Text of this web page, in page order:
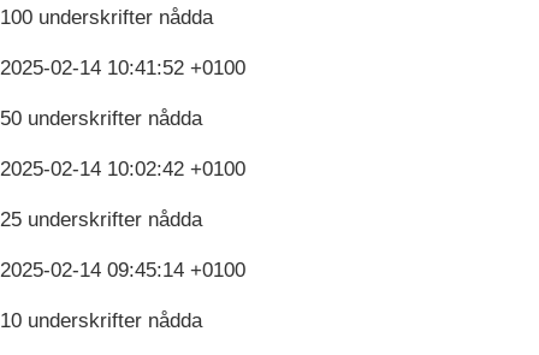
100 underskrifter nådda
2025-02-14 10:41:52 +0100
50 underskrifter nådda
2025-02-14 10:02:42 +0100
25 underskrifter nådda
2025-02-14 09:45:14 +0100
10 underskrifter nådda